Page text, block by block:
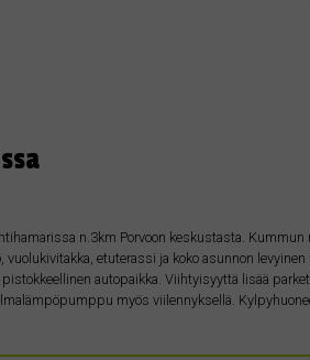
n.3km Porvoon keskustasta. Kummun
etuterassi ja koko asunnon levyinen
autopaikka. Viihtyisyyttä lisää
myös viilennyksellä.